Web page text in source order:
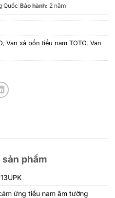
Quốc Bảo hành: 2 năm
, Van xả bồn tiểu nam TOTO, Van
phẩm
ứng tiểu nam âm tường